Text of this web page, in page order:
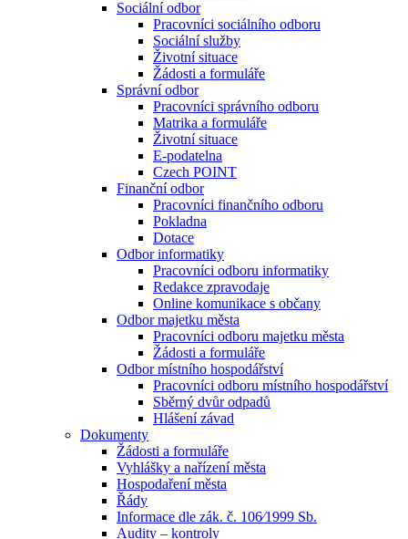
Sociální odbor
Pracovníci sociálního odboru
Sociální služby
Životní situace
Žádosti a formuláře
Správní odbor
Pracovníci správního odboru
Matrika a formuláře
Životní situace
E-podatelna
Czech POINT
Finanční odbor
Pracovníci finančního odboru
Pokladna
Dotace
Odbor informatiky
Pracovníci odboru informatiky
Redakce zpravodaje
Online komunikace s občany
Odbor majetku města
Pracovníci odboru majetku města
Žádosti a formuláře
Odbor místního hospodářství
Pracovníci odboru místního hospodářství
Sběrný dvůr odpadů
Hlášení závad
Dokumenty
Žádosti a formuláře
Vyhlášky a nařízení města
Hospodaření města
Řády
Informace dle zák. č. 106⁄1999 Sb.
Audity – kontroly